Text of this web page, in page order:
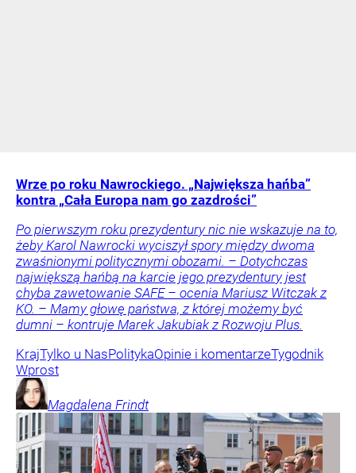
Wrze po roku Nawrockiego. „Największa hańba”
kontra „Cała Europa nam go zazdrości”
Po pierwszym roku prezydentury nic nie wskazuje na to,
żeby Karol Nawrocki wyciszył spory między dwoma
zwaśnionymi politycznymi obozami. – Dotychczas
największą hańbą na karcie jego prezydentury jest
chyba zawetowanie SAFE – ocenia Mariusz Witczak z
KO. – Mamy głowę państwa, z której możemy być
dumni – kontruje Marek Jakubiak z Rozwoju Plus.
KrajTylko u NasPolitykaOpinie i komentarzeTygodnik
Wprost
Magdalena Frindt